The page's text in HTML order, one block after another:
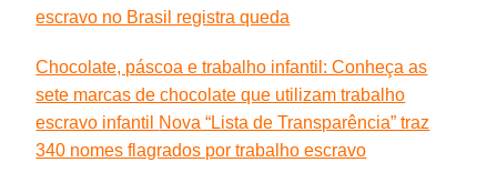
escravo no Brasil registra queda
Chocolate, páscoa e trabalho infantil: Conheça as
sete marcas de chocolate que utilizam trabalho
escravo infantil Nova “Lista de Transparência” traz
340 nomes flagrados por trabalho escravo